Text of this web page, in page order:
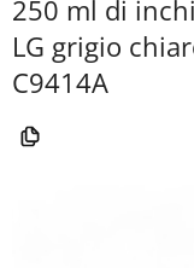
250 ml di
LG grigio
C9414A